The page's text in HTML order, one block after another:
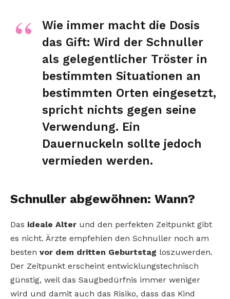
Wie immer macht die Dosis
das Gift: Wird der Schnuller
als gelegentlicher Tröster in
bestimmten Situationen an
bestimmten Orten eingesetzt,
spricht nichts gegen seine
Verwendung. Ein
Dauernuckeln sollte jedoch
vermieden werden.
Schnuller abgewöhnen: Wann?
Das ideale Alter und den perfekten Zeitpunkt gibt
es nicht. Ärzte empfehlen den Schnuller noch am
besten vor dem dritten Geburtstag loszuwerden.
Der Zeitpunkt erscheint entwicklungstechnisch
günstig, weil das Saugbedürfnis immer weniger
wird und damit auch das Risiko, dass das Kind